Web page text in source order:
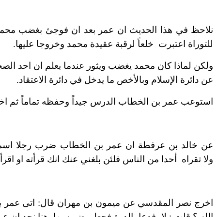
نلاحظ في هذا الحديث ان عمر بعد ان فوجئ بغضب محمد
للتوراة اعتبرت خلعاً لرقبة عقيدة محمد وخروجا عليها.
ولكن لماذا كان محمد يغضب ويثور عندما يعلم ان احد
عن دائرة الإسلام وبالأخص ما يدخل في دائرة الاعتقاد.
استوعب عمر بن الخطاب الدرس جيداً وحفظه تماماً ثم
عن خالد بن عرفطة ان عمر بن الخطاب ضرب رجلا
ولا تقراه أحدا من الناس فلئن بلغني عنك انك قرأته او
اخرج نصر المقدسي عن ميمون بن مهران قال: اتى عمر